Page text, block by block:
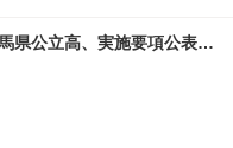
県公立高、実施要項公表…